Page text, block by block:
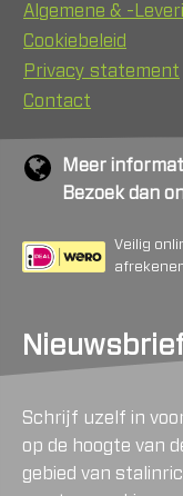
Algemene & -
Cookiebeleid
Privacy statement
Contact
Meer
Bezoek dan
Veilig
Schrijf uzelf in
op de hoogte van
gebied van